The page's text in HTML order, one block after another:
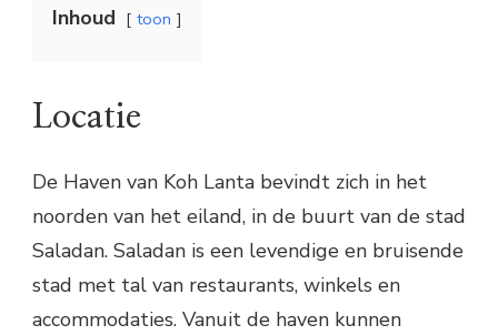
Inhoud toon
Locatie
De Haven van Koh Lanta bevindt zich in het
noorden van het eiland, in de buurt van de stad
Saladan. Saladan is een levendige en bruisende
stad met tal van restaurants, winkels en
accommodaties. Vanuit de haven kunnen